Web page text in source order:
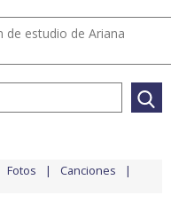
de estudio de Ariana
Fotos Canciones